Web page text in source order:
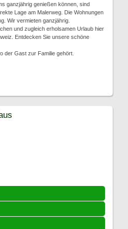
ganzjährig genießen können, sind
Lage am Malerweg. Die Wohnungen
Wir vermieten ganzjährig.
und zugleich erholsamen Urlaub hier
Entdecken Sie unsere schöne
der Gast zur Familie gehört.